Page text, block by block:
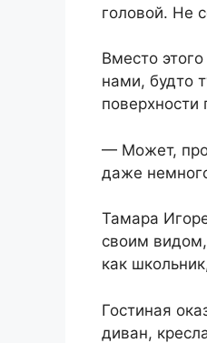
головой. Не
Вместо
нами, будто
поверхности
— Может,
даже
Тамара
своим
как
Гостиная
диван,